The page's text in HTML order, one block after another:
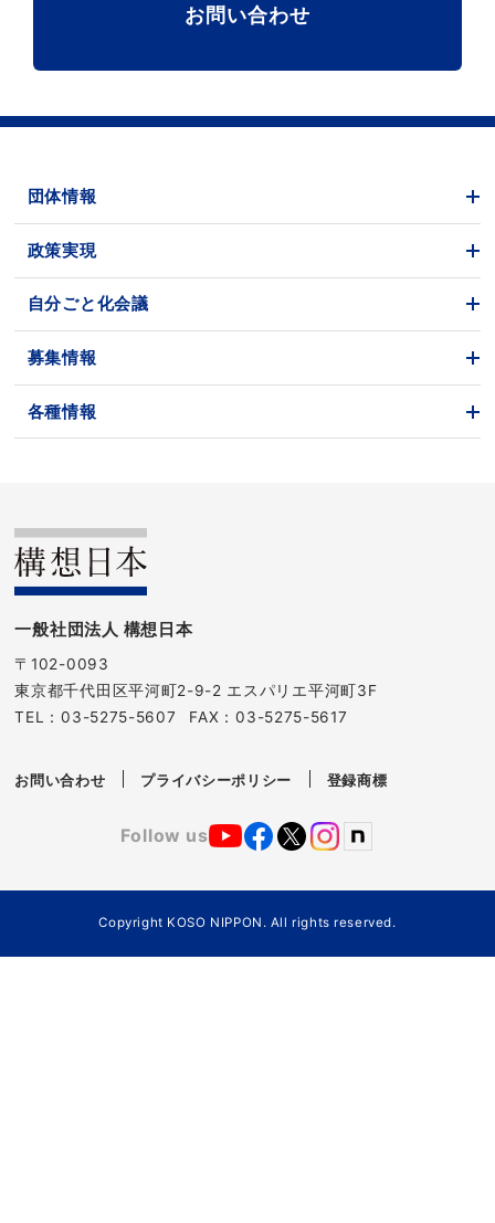
お問い合わせ
団体情報
政策実現
自分ごと化会議
募集情報
各種情報
一般社団法人 構想日本
〒102-0093
東京都千代田区平河町2-9-2 エスパリエ平河町3F
TEL：03-5275-5607 FAX：03-5275-5617
お問い合わせ プライバシーポリシー 登録商標
Follow us
Copyright KOSO NIPPON. All rights reserved.